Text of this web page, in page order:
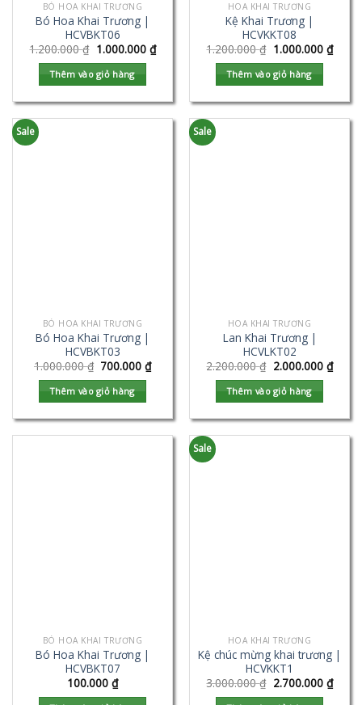
BÓ HOA KHAI TRƯƠNG
Bó Hoa Khai Trương |
HCVBKT06
1.200.000₫ 1.000.000 ₫
Thêm vào giỏ hàng
HOA KHAI TRƯƠNG
Kệ Khai Trương |
HCVKKT08
1.200.000₫ 1.000.000 ₫
Thêm vào giỏ hàng
Sale
BÓ HOA KHAI TRƯƠNG
Bó Hoa Khai Trương |
HCVBKT03
1.000.000₫ 700.000₫
Thêm vào giỏ hàng
Sale
HOA KHAI TRƯƠNG
Lan Khai Trương |
HCVLKT02
2.200.000₫ 2.000.000 ₫
Thêm vào giỏ hàng
BÓ HOA KHAI TRƯƠNG
Bó Hoa Khai Trương |
HCVBKT07
100.000 ₫
Sale
HOA KHAI TRƯƠNG
Kệ chúc mừng khai trương |
HCVKKT1
3.000.000₫ 2.700.000 ₫